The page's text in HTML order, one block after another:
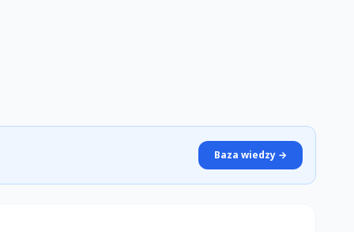
Baza wiedzy →